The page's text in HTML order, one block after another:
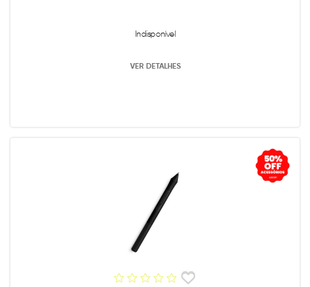
Indisponível
VER DETALHES